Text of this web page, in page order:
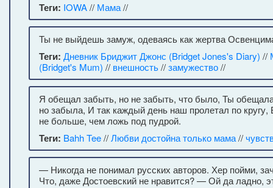
Теги: IOWA// Мама//
Ты не выйдешь замуж, одеваясь как жертва
Теги: Дневник Бриджит Джонс (Bridget Jones's Diary) //
(Bridget's Mum) // внешность//замужество//
Я обещал забыть, но не забыть, что было, Ты
но забыла, И так каждый день наш пролетал по кругу,
не больше, чем ложь под пудрой.
Теги: Bahh Tee//Любви достойна только мама//
— Никогда не понимал русских авторов. Хер пойми,
Что, даже Достоевский не нравится? — Ой да ладно,